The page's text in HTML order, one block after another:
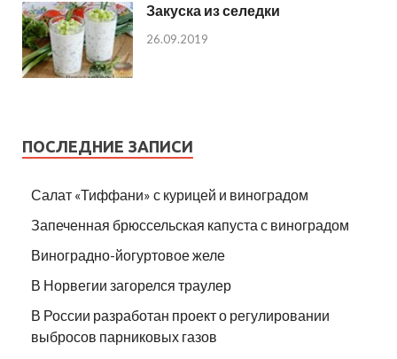
Закуска из селедки
26.09.2019
ПОСЛЕДНИЕ ЗАПИСИ
Салат «Тиффани» с курицей и виноградом
Запеченная брюссельская капуста с виноградом
Виноградно-йогуртовое желе
В Норвегии загорелся траулер
В России разработан проект о регулировании
выбросов парниковых газов